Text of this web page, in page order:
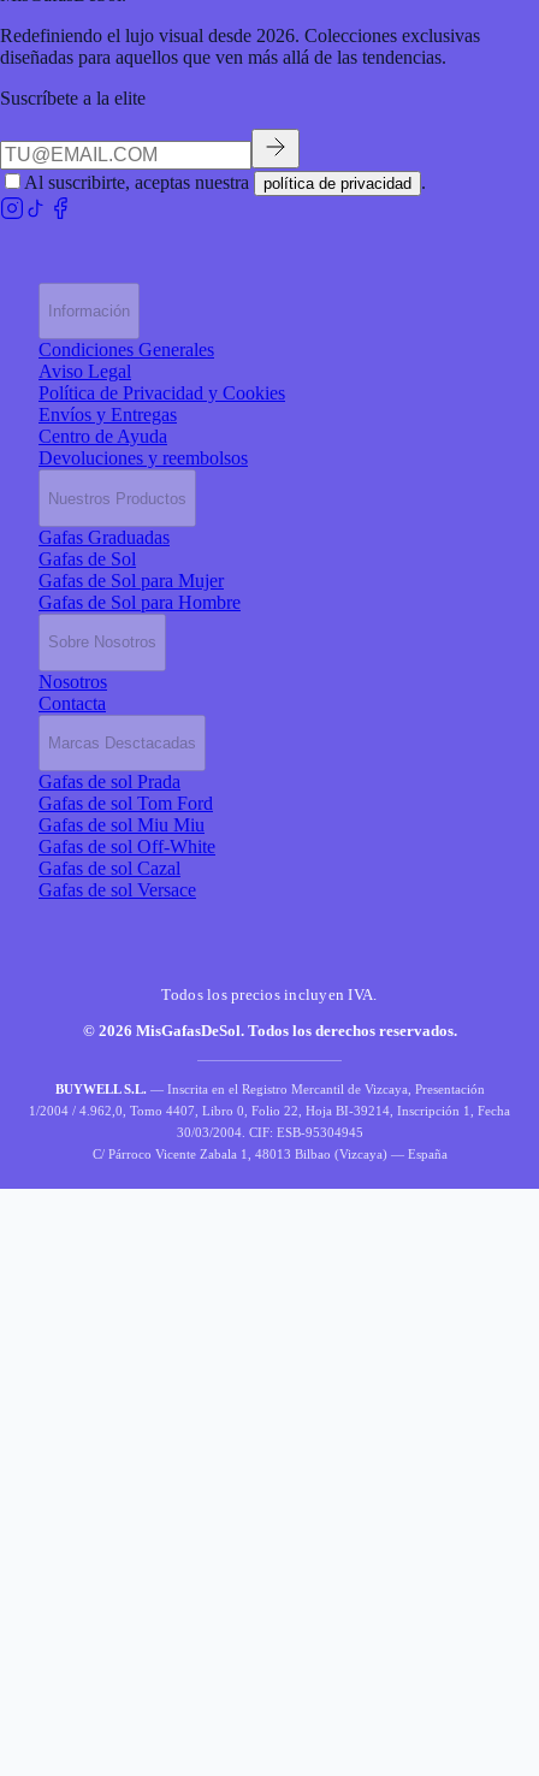
Redefiniendo el lujo visual desde 2026. Colecciones exclusivas
diseñadas para aquellos que ven más allá de las tendencias.
Suscríbete a la elite
Al suscribirte, aceptas nuestra política de privacidad .
Información
Condiciones Generales
Aviso Legal
Política de Privacidad y Cookies
Envíos y Entregas
Centro de Ayuda
Devoluciones y reembolsos
Nuestros Productos
Gafas Graduadas
Gafas de Sol
Gafas de Sol para Mujer
Gafas de Sol para Hombre
Sobre Nosotros
Nosotros
Contacta
Marcas Desctacadas
Gafas de sol Prada
Gafas de sol Tom Ford
Gafas de sol Miu Miu
Gafas de sol Off-White
Gafas de sol Cazal
Gafas de sol Versace
Todos los precios incluyen IVA.
© 2026 MisGafasDeSol. Todos los derechos reservados.
BUYWELL S.L. — Inscrita en el Registro Mercantil de Vizcaya, Presentación
1/2004 / 4.962,0, Tomo 4407, Libro 0, Folio 22, Hoja BI-39214, Inscripción 1, Fecha
30/03/2004. CIF: ESB-95304945
C/ Párroco Vicente Zabala 1, 48013 Bilbao (Vizcaya) — España